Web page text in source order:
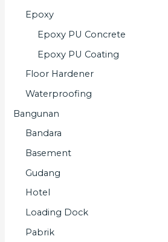
Epoxy
Epoxy PU Concrete
Epoxy PU Coating
Floor Hardener
Waterproofing
Bangunan
Bandara
Basement
Gudang
Hotel
Loading Dock
Pabrik